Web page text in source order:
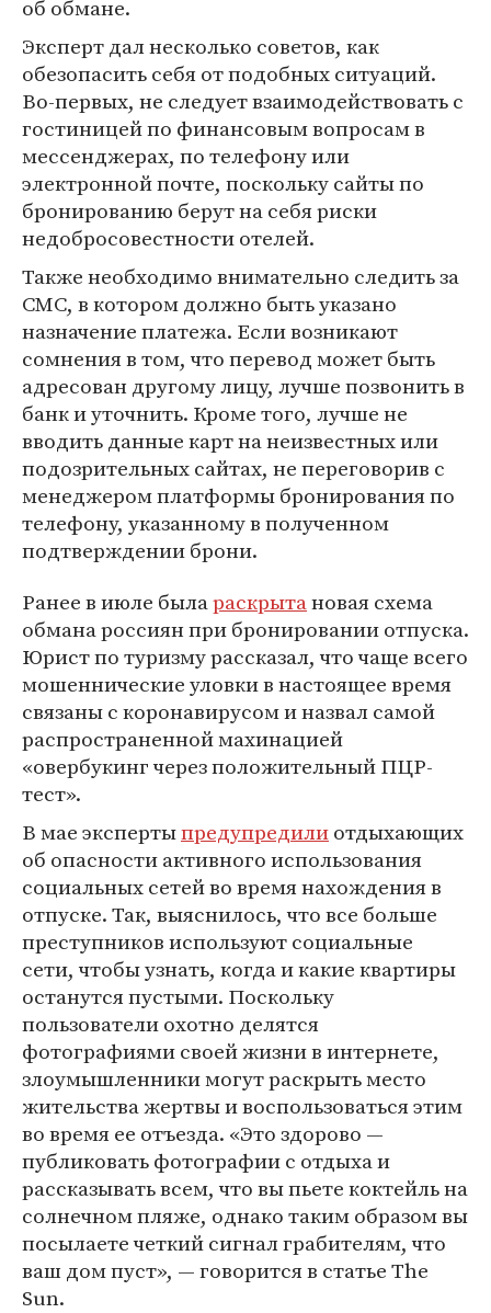
об обмане.
Эксперт дал несколько советов, как
обезопасить себя от подобных ситуаций.
Во-первых, не следует взаимодействовать с
гостиницей по финансовым вопросам в
мессенджерах, по телефону или
электронной почте, поскольку сайты по
бронированию берут на себя риски
недобросовестности отелей.
Также необходимо внимательно следить за
СМС, в котором должно быть указано
назначение платежа. Если возникают
сомнения в том, что перевод может быть
адресован другому лицу, лучше позвонить в
банк и уточнить. Кроме того, лучше не
вводить данные карт на неизвестных или
подозрительных сайтах, не переговорив с
менеджером платформы бронирования по
телефону, указанному в полученном
подтверждении брони.
Ранее в июле былараскрытановая схема
обмана россиян при бронировании отпуска.
Юрист по туризму рассказал, что чаще всего
мошеннические уловки в настоящее время
связаны с коронавирусом и назвал самой
распространенной махинацией
«овербукинг через положительный ПЦР-
тест».
В мае экспертыпредупредилиотдыхающих
об опасности активного использования
социальных сетей во время нахождения в
отпуске. Так, выяснилось, что все больше
преступников используют социальные
сети, чтобы узнать, когда и какие квартиры
останутся пустыми. Поскольку
пользователи охотно делятся
фотографиями своей жизни в интернете,
злоумышленники могут раскрыть место
жительства жертвы и воспользоваться этим
во время ее отъезда. «Это здорово —
публиковать фотографии с отдыха и
рассказывать всем, что вы пьете коктейль на
солнечном пляже, однако таким образом вы
посылаете четкий сигнал грабителям, что
ваш дом пуст», — говорится в статье The
Sun.